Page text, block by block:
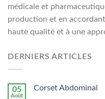
médicale et
production et en
haute qualité et à une
DERNIERS ARTICLES
05
Août
Corset Abdominal